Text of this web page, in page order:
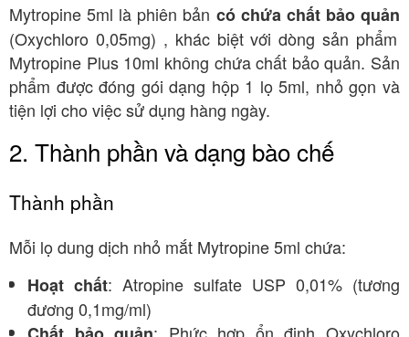
Mytropine 5ml là phiên bản có chứa chất bảo quản
(Oxychloro 0,05mg) , khác biệt với dòng sản phẩm
Mytropine Plus 10ml không chứa chất bảo quản. Sản
phẩm được đóng gói dạng hộp 1 lọ 5ml, nhỏ gọn và
tiện lợi cho việc sử dụng hàng ngày.
2. Thành phần và dạng bào chế
Thành phần
Mỗi lọ dung dịch nhỏ mắt Mytropine 5ml chứa:
Hoạt chất: Atropine sulfate USP 0,01% (tương
đương 0,1mg/ml)
: Phức hợp ổn định Oxychloro